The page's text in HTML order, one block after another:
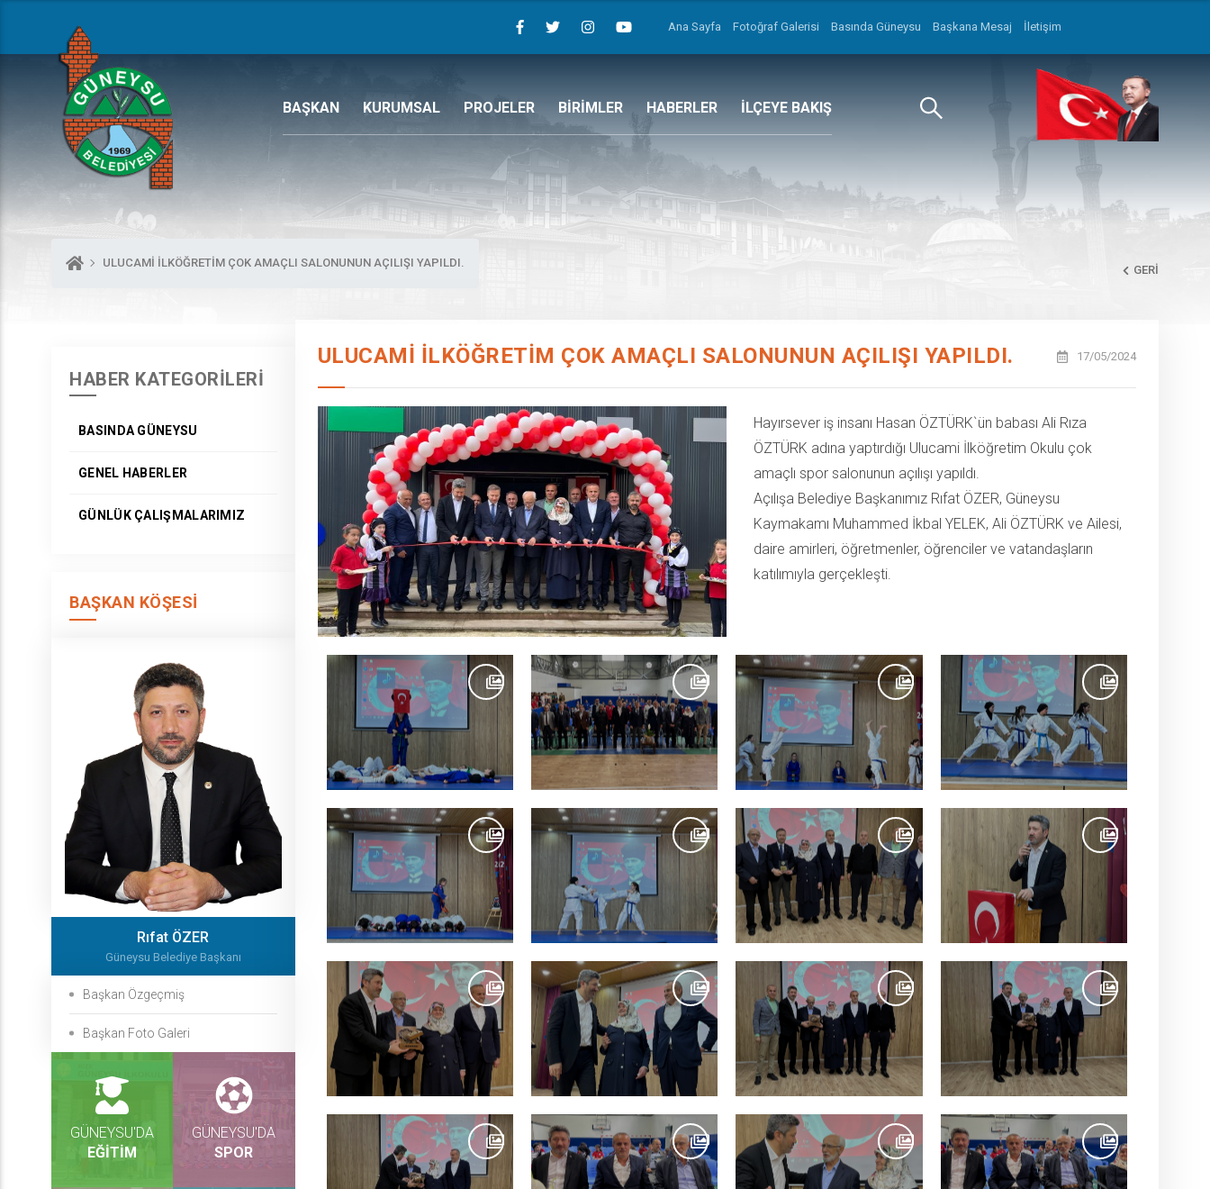
Ana Sayfa Fotoğraf Galerisi Basında Güneysu Başkana Mesaj İletişim
BAŞKAN KURUMSAL PROJELER BİRİMLER HABERLER İLÇEYE BAKIŞ
ULUCAMİ İLKÖĞRETİM ÇOK AMAÇLI SALONUNUN AÇILIŞI YAPILDI.
GERI
HABER KATEGORİLERİ
BASINDA GÜNEYSU
GENEL HABERLER
GÜNLÜK ÇALIŞMALARIMIZ
BAŞKAN KÖŞESI
Rıfat ÖZER
Güneysu Belediye Başkanı
Başkan Özgeçmiş
Başkan Foto Galeri
GÜNEYSU'DA
EĞİTİM
GÜNEYSU'DA
SPOR
ULUCAMİ İLKÖĞRETİM ÇOK AMAÇLI SALONUNUN AÇILIŞI YAPILDI. 17/05/2024
Hayırsever iş insanı Hasan ÖZTÜRK`ün babası Ali Rıza
ÖZTÜRK adına yaptırdığı Ulucami İlköğretim Okulu çok
amaçlı spor salonunun açılışı yapıldı.
Açılışa Belediye Başkanımız Rıfat ÖZER, Güneysu
Kaymakamı Muhammed İkbal YELEK, Ali ÖZTÜRK ve Ailesi,
daire amirleri, öğretmenler, öğrenciler ve vatandaşların
katılımıyla gerçekleşti.